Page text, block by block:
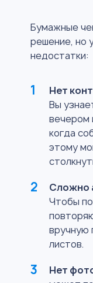
Бумажные
решение, но
недостатки:
Нет
Вы
вечером
когда
этому
Сложно
Чтобы
вручную
листов.
Нет